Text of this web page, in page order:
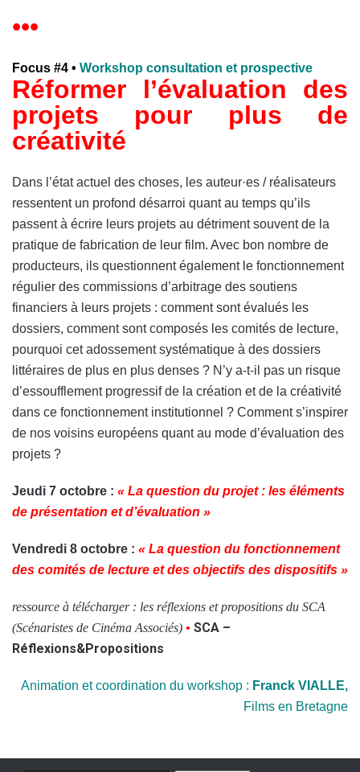
•••
Focus #4 • Workshop consultation et prospective
Réformer l’évaluation des
projets pour plus de
créativité
Dans l’état actuel des choses, les auteur·es / réalisateurs
ressentent un profond désarroi quant au temps qu’ils
passent à écrire leurs projets au détriment souvent de la
pratique de fabrication de leur film. Avec bon nombre de
producteurs, ils questionnent également le fonctionnement
régulier des commissions d’arbitrage des soutiens
financiers à leurs projets : comment sont évalués les
dossiers, comment sont composés les comités de lecture,
pourquoi cet adossement systématique à des dossiers
littéraires de plus en plus denses ? N’y a-t-il pas un risque
d’essoufflement progressif de la création et de la créativité
dans ce fonctionnement institutionnel ? Comment s’inspirer
de nos voisins européens quant au mode d’évaluation des
projets ?
Jeudi 7 octobre : « La question du projet : les éléments
de présentation et d’évaluation »
Vendredi 8 octobre : « La question du fonctionnement
des comités de lecture et des objectifs des dispositifs »
ressource à télécharger : les réflexions et propositions du SCA
(Scénaristes de Cinéma Associés) • SCA –
Réflexions&Propositions
Animation et coordination du workshop : Franck VIALLE,
Films en Bretagne